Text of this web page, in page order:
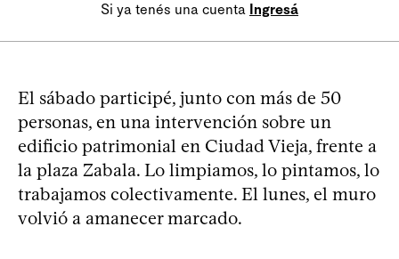
Si ya tenés una cuenta Ingresá
El sábado participé, junto con más de 50
personas, en una intervención sobre un
edificio patrimonial en Ciudad Vieja, frente a
la plaza Zabala. Lo limpiamos, lo pintamos, lo
trabajamos colectivamente. El lunes, el muro
volvió a amanecer marcado.